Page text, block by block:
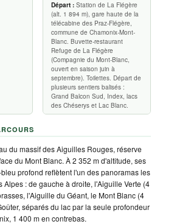
Départ :Station de La Flégère
(alt. 1 894 m), gare haute de la
télécabine des Praz-Flégère,
commune de Chamonix-Mont-
Blanc. Buvette-restaurant
Refuge de La Flégère
(Compagnie du Mont-Blanc,
ouvert en saison juin à
septembre). Toilettes. Départ de
plusieurs sentiers balisés :
Grand Balcon Sud, Index, lacs
des Chéserys et Lac Blanc.
du massif des Aiguilles Rouges, réserve
du Mont Blanc. À 2 352 m d'altitude, ses
profond reflètent l'un des panoramas les
Alpes : de gauche à droite, l'Aiguille Verte (4
l'Aiguille du Géant, le Mont Blanc (4
séparés du lac par la seule profondeur
1 400 m en contrebas.